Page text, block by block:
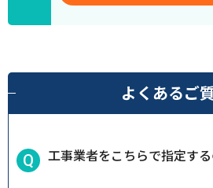
よくあるご
工事業者をこちらで指定す